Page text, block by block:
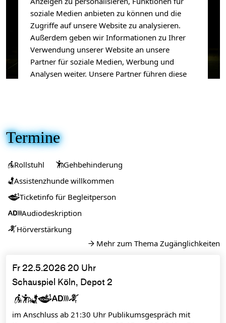
soziale Medien anbieten zu können und die
Zugriffe auf unsere Website zu analysieren.
Außerdem geben wir Informationen zu Ihrer
Verwendung unserer Website an unsere
Partner für soziale Medien, Werbung und
Analysen weiter. Unsere Partner führen diese
→Akzeptieren
Ablehnen
Mehr zum Datenschutz
Termine
Rollstuhl Gehbehinderung
Assistenzhunde willkommen
Ticketinfo für Begleitperson
Audiodeskription
Hörverstärkung
→ Mehr zum Thema Zugänglichkeiten
Fr 22.5.2026 20 Uhr
Schauspiel Köln, Depot 2

im Anschluss ab 21:30 Uhr Publikumsgespräch mit